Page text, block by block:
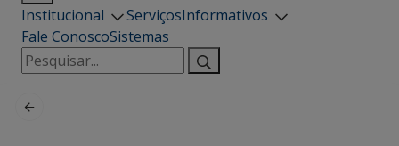
Institucional ServiçosInformativos
Fale ConoscoSistemas
Pesquisar
por: